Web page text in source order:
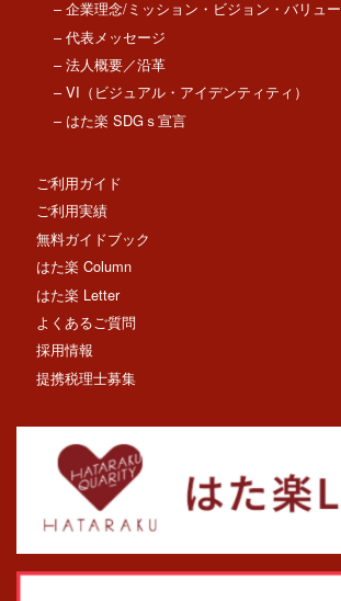
– 企業理念/ミッション・ビジョン・バリュー
– 代表メッセージ
– 法人概要／沿革
– VI（ビジュアル・アイデンティティ）
– はた楽 SDGｓ宣言
ご利用ガイド
ご利用実績
無料ガイドブック
はた楽 Column
はた楽 Letter
よくあるご質問
採用情報
提携税理士募集